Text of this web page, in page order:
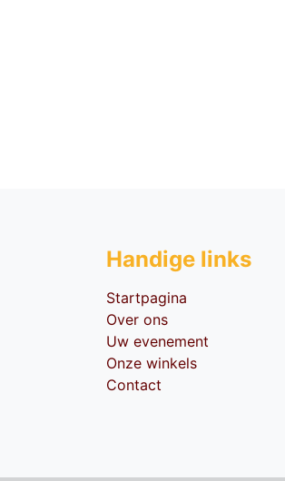
Handige li​nks
Startpagina
Over ons
Uw evenement
Onze winkels
Contact